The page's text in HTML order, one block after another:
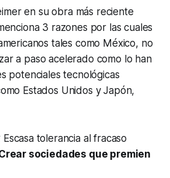
en su obra más reciente
3 razones por las cuales
tales como México, no
a paso acelerado como lo han
potenciales tecnológicas
Estados Unidos y Japón,
Escasa tolerancia al fracaso
sociedades que premien